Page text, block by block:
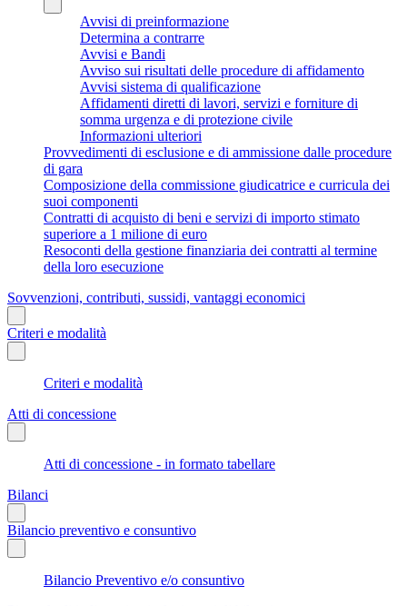
Avvisi di preinformazione
Determina a contrarre
Avvisi e Bandi
Avviso sui risultati delle procedure di affidamento
Avvisi sistema di qualificazione
Affidamenti diretti di lavori, servizi e forniture di
somma urgenza e di protezione civile
Informazioni ulteriori
Provvedimenti di esclusione e di ammissione dalle procedure
di gara
Composizione della commissione giudicatrice e curricula dei
suoi componenti
Contratti di acquisto di beni e servizi di importo stimato
superiore a 1 milione di euro
Resoconti della gestione finanziaria dei contratti al termine
della loro esecuzione
Sovvenzioni, contributi, sussidi, vantaggi economici
Criteri e modalità
Criteri e modalità
Atti di concessione
Atti di concessione - in formato tabellare
Bilanci
Bilancio preventivo e consuntivo
Bilancio Preventivo e/o consuntivo